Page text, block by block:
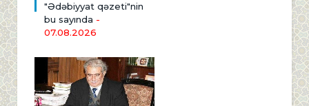
"Ədəbiyyat qəzeti"nin
bu sayında -
07.08.2026